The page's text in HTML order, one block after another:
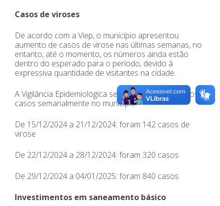
Casos de viroses
De acordo com a Viep, o município apresentou
aumento de casos de virose nas últimas semanas, no
entanto, até o momento, os números ainda estão
dentro do esperado para o período, devido à
expressiva quantidade de visitantes na cidade.
A Vigilância Epidemiológica segue acompanhando os
casos semanalmente no município.
De 15/12/2024 a 21/12/2024: foram 142 casos de
virose
De 22/12/2024 a 28/12/2024: foram 320 casos
De 29/12/2024 a 04/01/2025: foram 840 casos
Investimentos em saneamento básico